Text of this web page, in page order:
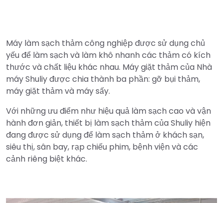
Máy làm sạch thảm công nghiệp được sử dụng chủ
yếu để làm sạch và làm khô nhanh các thảm có kích
thước và chất liệu khác nhau. Máy giặt thảm của Nhà
máy Shuliy được chia thành ba phần: gỡ bụi thảm,
máy giặt thảm và máy sấy.
Với những ưu điểm như hiệu quả làm sạch cao và vận
hành đơn giản, thiết bị làm sạch thảm của Shuliy hiện
đang được sử dụng để làm sạch thảm ở khách sạn,
siêu thị, sân bay, rạp chiếu phim, bệnh viện và các
cảnh riêng biệt khác.